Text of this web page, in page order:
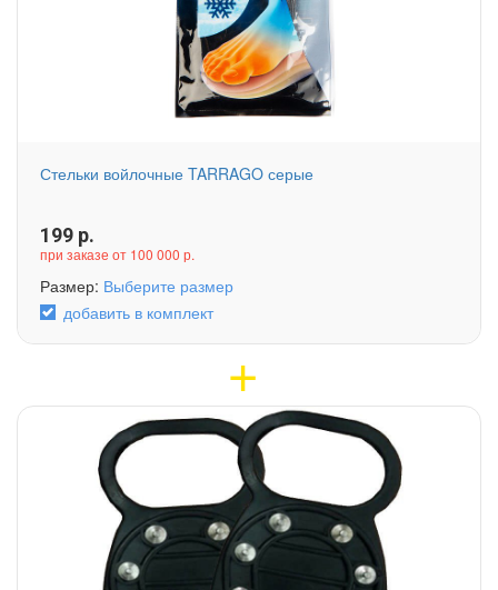
Стельки войлочные TARRAGO серые
199 р.
при заказе от 100 000 р.
Размер: Выберите размер
добавить в комплект